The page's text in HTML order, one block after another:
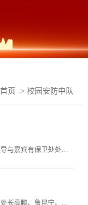
首页 -> 校园安防中队